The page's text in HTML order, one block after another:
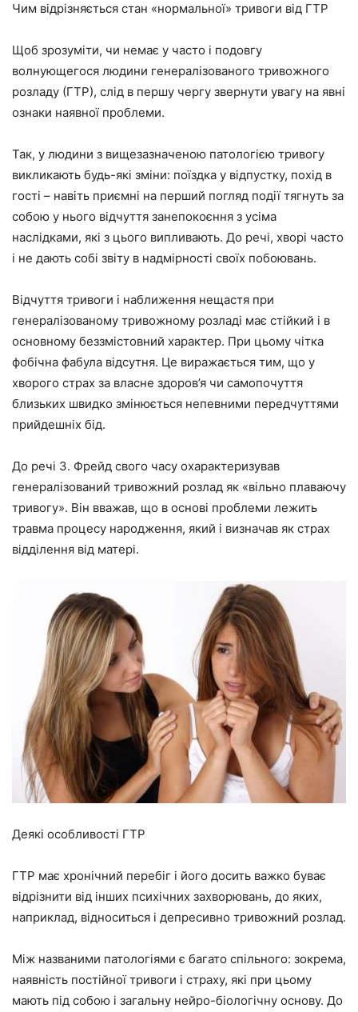
Чим відрізняється стан «нормальної» тривоги від ГТР
Щоб зрозуміти, чи немає у часто і подовгу
волнующегося людини генералізованого тривожного
розладу (ГТР), слід в першу чергу звернути увагу на явні
ознаки наявної проблеми.
Так, у людини з вищезазначеною патологією тривогу
викликають будь-які зміни: поїздка у відпустку, похід в
гості – навіть приємні на перший погляд події тягнуть за
собою у нього відчуття занепокоєння з усіма
наслідками, які з цього випливають. До речі, хворі часто
і не дають собі звіту в надмірності своїх побоювань.
Відчуття тривоги і наближення нещастя при
генералізованому тривожному розладі має стійкий і в
основному беззмістовний характер. При цьому чітка
фобічна фабула відсутня. Це виражається тим, що у
хворого страх за власне здоров’я чи самопочуття
близьких швидко змінюється непевними передчуттями
прийдешніх бід.
До речі З. Фрейд свого часу охарактеризував
генералізований тривожний розлад як «вільно плаваючу
тривогу». Він вважав, що в основі проблеми лежить
травма процесу народження, який і визначав як страх
відділення від матері.
Деякі особливості ГТР
ГТР має хронічний перебіг і його досить важко буває
відрізнити від інших психічних захворювань, до яких,
наприклад, відноситься і депресивно тривожний розлад.
Між названими патологіями є багато спільного: зокрема,
наявність постійної тривоги і страху, які при цьому
мають під собою і загальну нейро-біологічну основу. До